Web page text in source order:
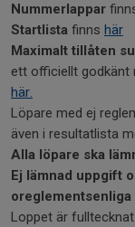
Nummerlappar
Startlista finns här
Maximalt tillåten
ett officiellt godkänt
här.
Löpare med ej
även i resultatlista
Alla löpare ska
Ej lämnad uppgift
oreglementsenliga
Loppet är